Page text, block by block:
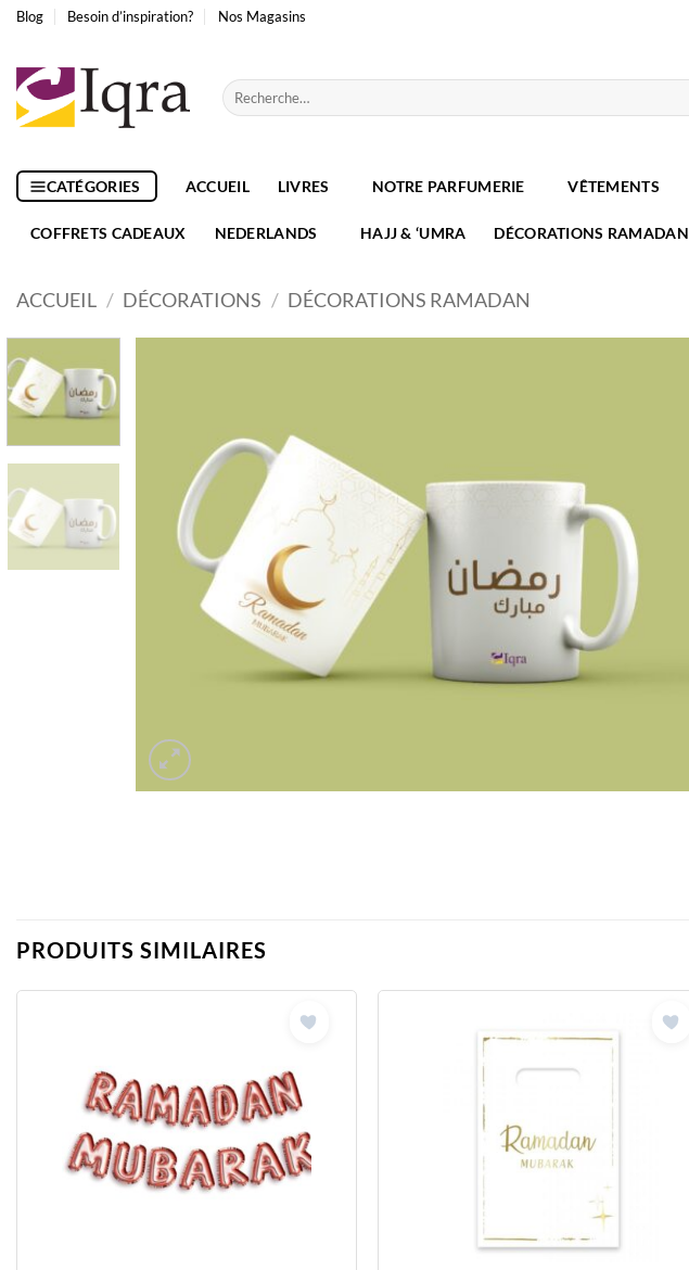
Passer
contenu
Blog Besoin d’inspiration? Nos Magasins
Recherche
pour :
CATÉGORIES ACCUEIL LIVRES NOTRE PARFUMERIE VÊTEMENTS
COFFRETS CADEAUX NEDERLANDS HAJJ & ‘UMRA DÉCORATIONS RAMADAN
ACCUEIL / DÉCORATIONS / DÉCORATIONS RAMADAN
PRODUITS SIMILAIRES